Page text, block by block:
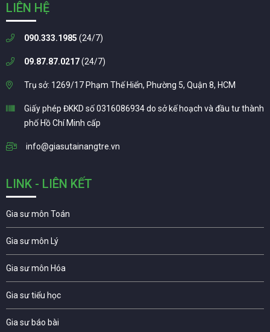
LIÊN HỆ
090.333.1985 (24/7)
09.87.87.0217(24/7)
Trụ sở: 1269/17 Phạm Thế Hiển, Phường 5, Quận 8, HCM
Giấy phép ĐKKD số 0316086934 do sở kế hoạch và đầu tư thành
phố Hồ Chí Minh cấp
info@giasutainangtre.vn
LINK - LIÊN KẾT
Gia sư môn Toán
Gia sư môn Lý
Gia sư môn Hóa
Gia sư tiểu học
Gia sư báo bài